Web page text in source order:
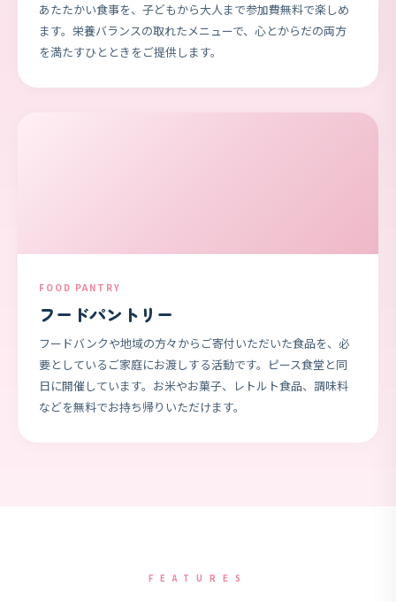
あたたかい食事を、子どもから大人まで参加費無料で楽しめ
ます。栄養バランスの取れたメニューで、心とからだの両方
を満たすひとときをご提供します。
FOOD PANTRY
フードパントリー
フードバンクや地域の方々からご寄付いただいた食品を、必
要としているご家庭にお渡しする活動です。ピース食堂と同
日に開催しています。お米やお菓子、レトルト食品、調味料
などを無料でお持ち帰りいただけます。
FEATURES